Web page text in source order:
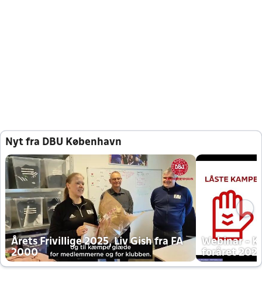
Nyt fra DBU København
Årets Frivillige 2025, Liv Gish fra FA
2000
Webinar -
foråret